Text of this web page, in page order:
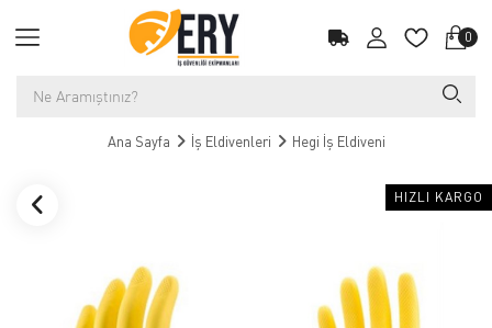
0
Ana Sayfa İş Eldivenleri Hegi İş Eldiveni
HIZLI KARGO